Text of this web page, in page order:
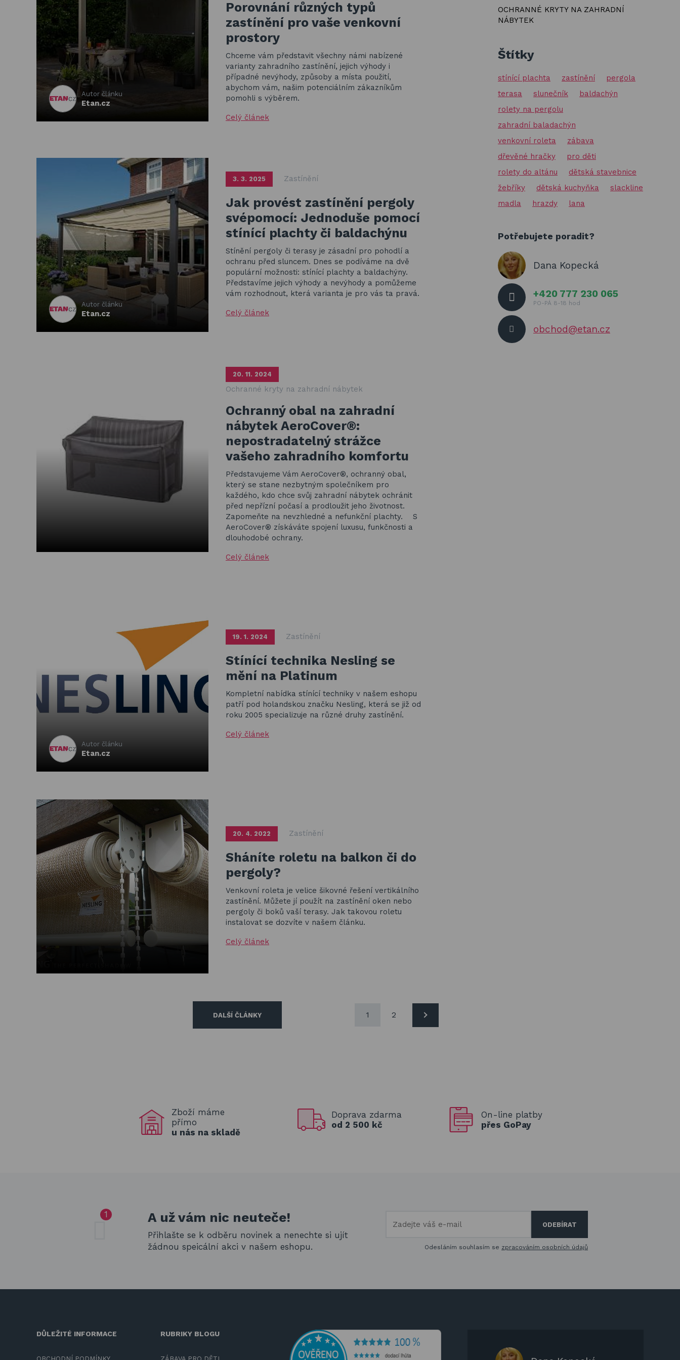
Basketbalové koše
Holandský billiard
(shuffleboard)
Gumové podlahy (dlaždice)
Trampolíny
Výprodej
Autor článku
Etan.cz
Porovnání různých typů
zastínění pro vaše venkovní
prostory
Chceme vám představit všechny námi nabízené
varianty zahradního zastínění, jejich výhody i
případné nevýhody, způsoby a místa použití,
abychom vám, našim potenciálním zákazníkům
pomohli s výběrem.
Celý článek
Autor článku
Etan.cz
3. 3. 2025 Zastínění
Jak provést zastínění pergoly
svépomocí: Jednoduše pomocí
stínící plachty či baldachýnu
Stínění pergoly či terasy je zásadní pro pohodlí a
ochranu před sluncem. Dnes se podíváme na dvě
populární možnosti: stínící plachty a baldachýny.
Představíme jejich výhody a nevýhody a pomůžeme
vám rozhodnout, která varianta je pro vás ta pravá.
Celý článek
20. 11. 2024
Ochranné kryty na zahradní nábytek
Ochranný obal na zahradní
nábytek AeroCover®:
nepostradatelný strážce
vašeho zahradního komfortu
Představujeme Vám AeroCover®, ochranný obal,
který se stane nezbytným společníkem pro
každého, kdo chce svůj zahradní nábytek ochránit
před nepřízní počasí a prodloužit jeho životnost.
Zapomeňte na nevzhledné a nefunkční plachty. S
AeroCover® získáváte spojení luxusu, funkčnosti a
dlouhodobé ochrany.
Celý článek
Autor článku
Etan.cz
19. 1. 2024 Zastínění
Stínící technika Nesling se
mění na Platinum
Kompletní nabídka stínící techniky v našem eshopu
patří pod holandskou značku Nesling, která se již od
roku 2005 specializuje na různé druhy zastínění.
Celý článek
20. 4. 2022 Zastínění
Sháníte roletu na balkon či do
pergoly?
Venkovní roleta je velice šikovné řešení vertikálního
zastínění. Můžete jí použít na zastínění oken nebo
pergoly či boků vaší terasy. Jak takovou roletu
instalovat se dozvíte v našem článku.
Celý článek
DALŠÍ ČLÁNKY 1 2
OCHRANNÉ KRYTY NA ZAHRADNÍ
NÁBYTEK
Štítky
stínící plachta zastínění
pergola
terasa
slunečník
baldachýn
rolety na pergolu
zahradní baladachýn
venkovní roleta
zábava
dřevěné hračky
pro děti
rolety do altánu
dětská stavebnice
žebříky
dětská kuchyňka
slackline
madla
hrazdy lana
Potřebujete poradit?
Dana Kopecká
+420 777 230 065
PO-PÁ 8-18 hod
obchod@etan.cz
Zboží máme
přímo
u nás na skladě
Doprava zdarma
od 2 500 kč
On-line platby
přes GoPay
A už vám nic neuteče!
Přihlašte se k odběru novinek a nenechte si ujít
žádnou speicální akci v našem eshopu.
Odesláním souhlasím se zpracováním osobních údajů
DŮLEŽITÉ INFORMACE RUBRIKY BLOGU